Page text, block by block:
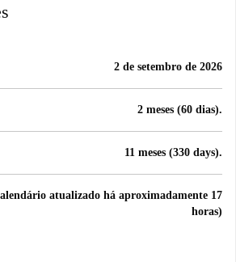
2 de setembro de 2026
2 meses (60 dias).
11 meses (330 days).
atualizado há aproximadamente 17
horas)